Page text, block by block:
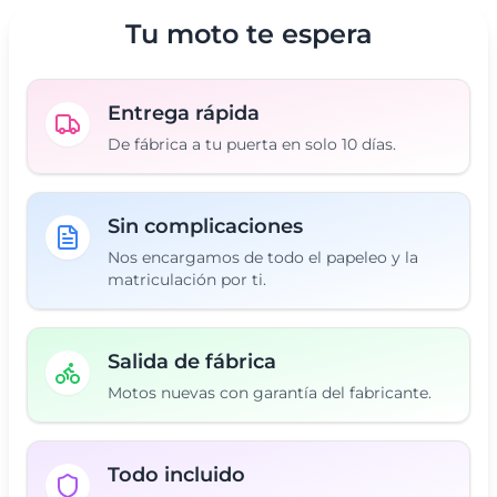
Tu moto te espera
Entrega rápida
De fábrica a tu puerta en solo 10 días.
Sin complicaciones
Nos encargamos de todo el papeleo y la
matriculación por ti.
Salida de fábrica
Motos nuevas con garantía del fabricante.
Todo incluido